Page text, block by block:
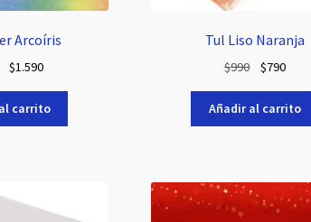
Arcoíris
El
original
era:
$1.590El
actual
es:
carrito
Tul Liso Naranja
$990
El
original
era:
$790El
actual
es:
Añadir al carrito